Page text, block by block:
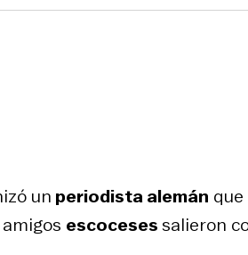
un periodista alemán
escocesessalieron